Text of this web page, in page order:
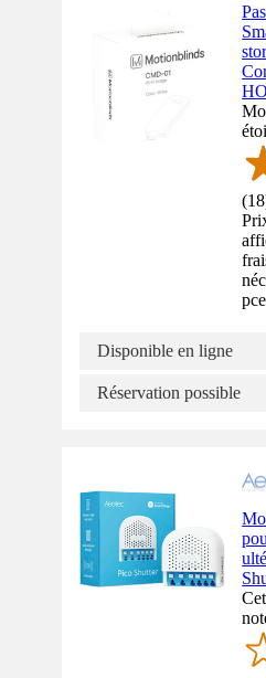
(18
pce
Disponible en ligne
Réservation possible